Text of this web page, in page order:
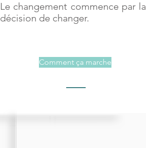
Le changement commence par la
décision de changer.
Comment ça marche